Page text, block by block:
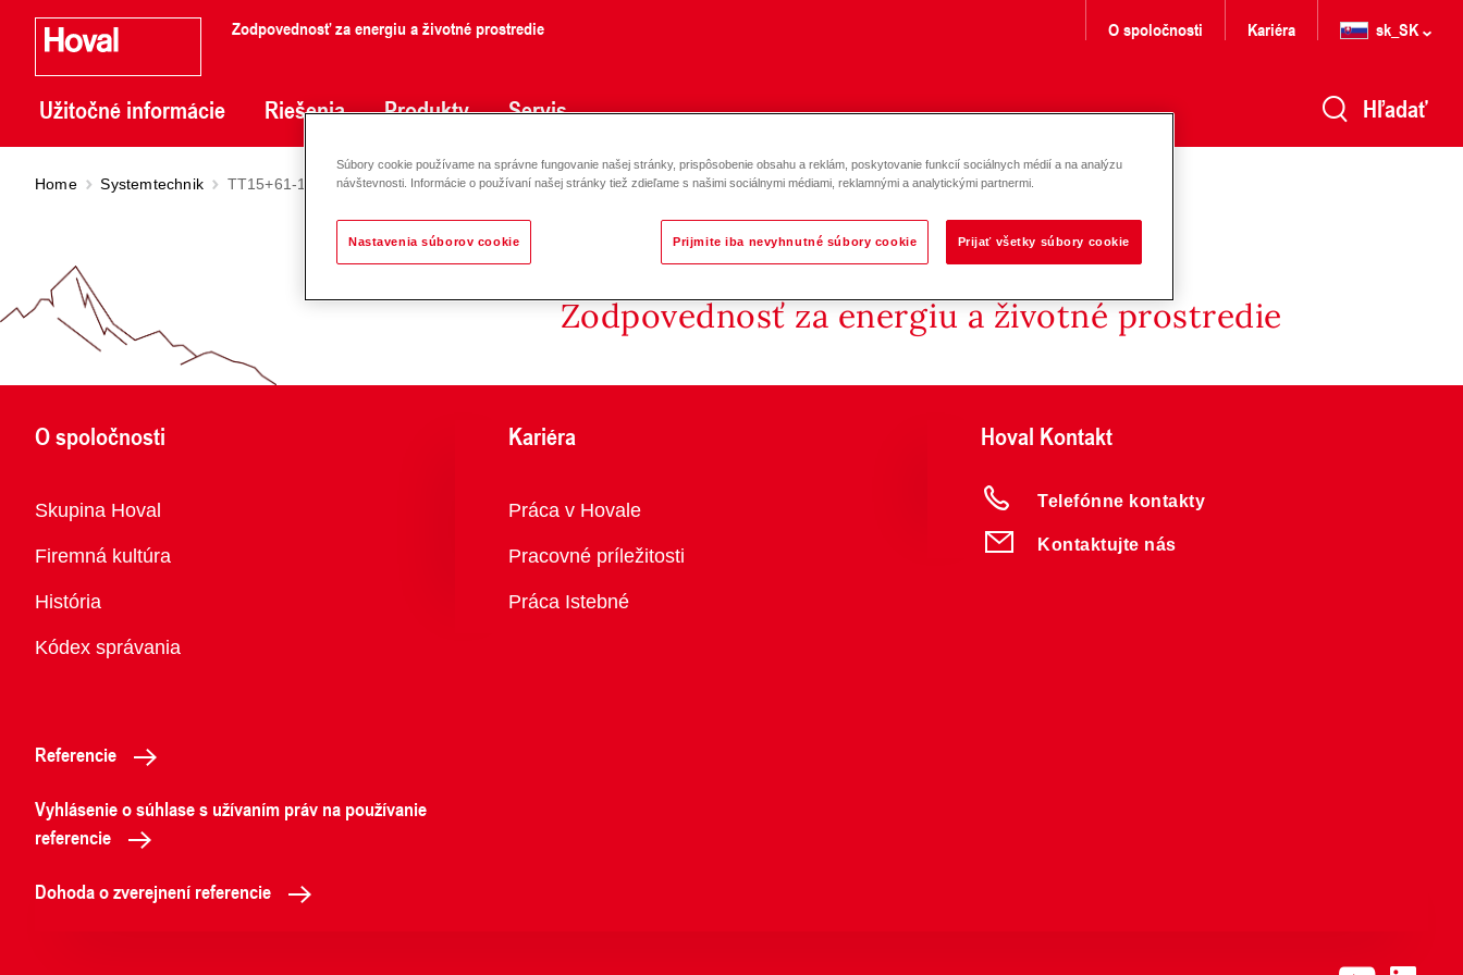
Zodpovednosť za energiu a životné prostredie
Užitočné informácie Riešenia Produkty Servis
O spoločnosti Kariéra sk_SK
Hľadať
Home Systemtechnik TT15+61-1I-2H-1DD-DHK-MHK-DLK
Zodpovednosť za energiu a životné prostredie
O spoločnosti
Prehľad
Skupina Hoval
Firemná kultúra
História
Kódex správania
Kariéra
Prehľad
Práca v Hovale
Pracovné príležitosti
Práca Istebné
Hoval Kontakt
Telefónne kontakty
Kontaktujte nás
Referencie
Vyhlásenie o súhlase s užívaním práv na používanie
referencie
Dohoda o zverejnení referencie
Súbory cookie používame na správne fungovanie našej stránky, prispôsobenie obsahu a reklám, poskytovanie funkcií sociálnych médií a na analýzu
návštevnosti. Informácie o používaní našej stránky tiež zdieľame s našimi sociálnymi médiami, reklamnými a analytickými partnermi.
Nastavenia súborov cookie Prijmite iba nevyhnutné súbory cookie Prijať všetky súbory cookie